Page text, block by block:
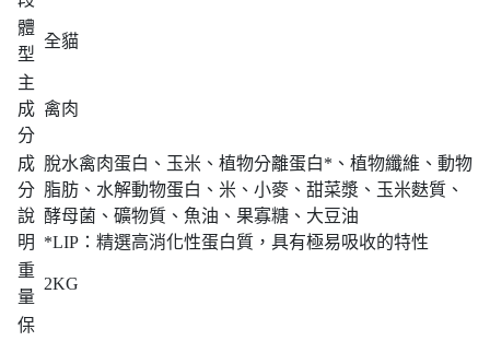
體
型
全貓
主
成
分
禽肉
成
分
說
明
脫水禽肉蛋白、玉米、植物分離蛋白*、植物纖維、動物
脂肪、水解動物蛋白、米、小麥、甜菜漿、玉米麩質、
酵母菌、礦物質、魚油、果寡糖、大豆油
*LIP：精選高消化性蛋白質，具有極易吸收的特性
重
量
2KG
保